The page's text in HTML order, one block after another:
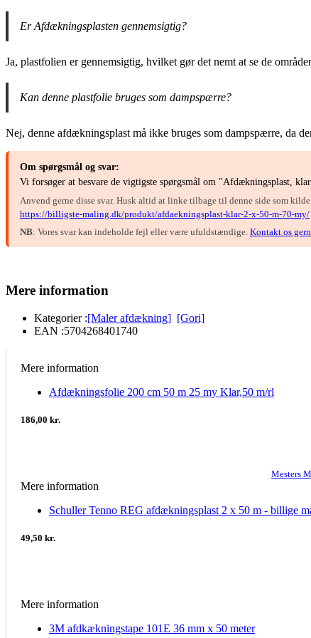
Er Afdækningsplasten gennemsigtig?
Ja, plastfolien er gennemsigtig, hvilket gør det nemt at se de
Kan denne plastfolie bruges som dampspærre?
Nej, denne afdækningsplast må ikke bruges som dampspærre, da
Om spørgsmål og svar:
Vi forsøger at besvare de vigtigste spørgsmål om "Afdækningsplast,
Anvend gerne disse svar. Husk altid at linke tilbage til denne side som
https://billigste-maling.dk/produkt/afdaekningsplast-klar-2-x-50-m-70-my/
NB: Vores svar kan indeholde fejl eller være ufuldstændige. Kontakt os
Mere information
Kategorier :[Maler afdækning] [Gori]
EAN :5704268401740
Mere information
Afdækningsfolie 200 cm 50 m 25 my Klar,50 m/rl
186,00 kr.
Mesters
Mere information
Schuller Tenno REG afdækningsplast 2 x 50 m - billige
49,50 kr.
Mere information
3M afdkækningstape 101E 36 mm x 50 meter